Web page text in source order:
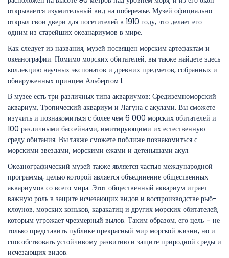
открывается изумительный вид на побережье. Музей официально
открыл свои двери для посетителей в 1910 году, что делает его
одним из старейших океанариумов в мире.
Как следует из названия, музей посвящен морским артефактам и
океанографии. Помимо морских обитателей, вы также найдете здесь
коллекцию научных экспонатов и древних предметов, собранных и
обнаруженных принцем Альбертом I.
В музее есть три различных типа аквариумов: Средиземноморский
аквариум, Тропический аквариум и Лагуна с акулами. Вы сможете
изучить и познакомиться с более чем 6 000 морских обитателей и
100 различными бассейнами, имитирующими их естественную
среду обитания. Вы также сможете поближе познакомиться с
морскими звездами, морскими ежами и детенышами акул.
Океанографический музей также является частью международной
программы, целью которой является объединение общественных
аквариумов со всего мира. Этот общественный аквариум играет
важную роль в защите исчезающих видов и воспроизводстве рыб-
клоунов, морских коньков, каракатиц и других морских обитателей,
которым угрожает чрезмерный вылов. Таким образом, его цель – не
только представить публике прекрасный мир морской жизни, но и
способствовать устойчивому развитию и защите природной среды и
исчезающих видов.